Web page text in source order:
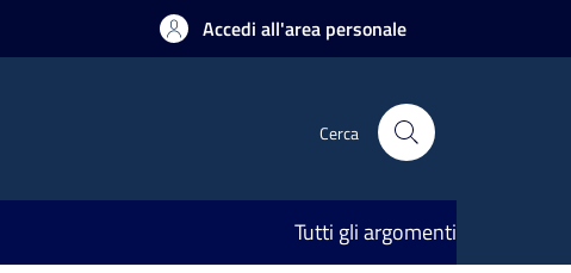
Accedi all'area personale
Cerca
Tutti gli argomenti